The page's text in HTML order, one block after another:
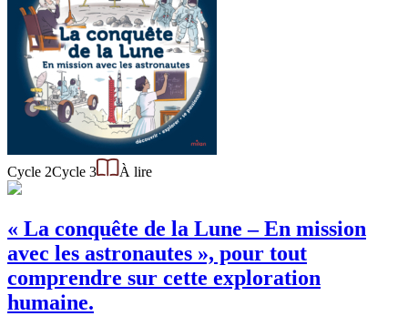
Cycle 2Cycle 3 À lire
« La conquête de la Lune – En mission
avec les astronautes », pour tout
comprendre sur cette exploration
humaine.